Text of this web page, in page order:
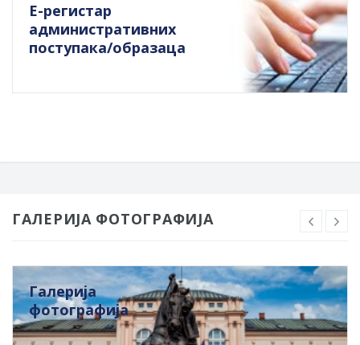
Е-регистар
административних
поступака/образаца
ГАЛЕРИЈА ФОТОГРАФИЈА
Галерија
фотографија